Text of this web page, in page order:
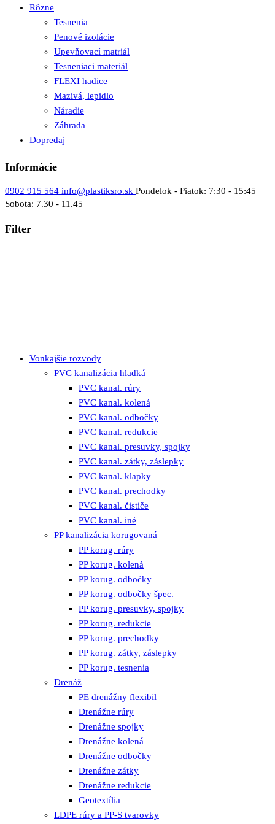
Rôzne
Tesnenia
Penové izolácie
Upevňovací matriál
Tesneniaci materiál
FLEXI hadice
Mazivá, lepidlo
Náradie
Záhrada
Dopredaj
Informácie
0902 915 564 info@plastiksro.sk Pondelok - Piatok: 7:30 - 15:45
Sobota: 7.30 - 11.45
Filter
Vonkajšie rozvody
PVC kanalizácia hladká
PVC kanal. rúry
PVC kanal. kolená
PVC kanal. odbočky
PVC kanal. redukcie
PVC kanal. presuvky, spojky
PVC kanal. zátky, záslepky
PVC kanal. klapky
PVC kanal. prechodky
PVC kanal. čističe
PVC kanal. iné
PP kanalizácia korugovaná
PP korug. rúry
PP korug. kolená
PP korug. odbočky
PP korug. odbočky špec.
PP korug. presuvky, spojky
PP korug. redukcie
PP korug. prechodky
PP korug. zátky, záslepky
PP korug. tesnenia
Drenáž
PE drenážny flexibil
Drenážne rúry
Drenážne spojky
Drenážne kolená
Drenážne odbočky
Drenážne zátky
Drenážne redukcie
Geotextília
LDPE rúry a PP-S tvarovky